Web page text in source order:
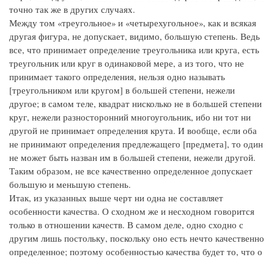
точно так же в других случаях.
Между том «треугольное» и «четырехугольное», как и всякая
другая фигура, не допускает, видимо, большую степень. Ведь
все, что принимает определение треугольника или круга, есть
треугольник или круг в одинаковой мере, а из того, что не
принимает такого определения, нельзя одно называть
[треугольником или кругом] в большей степени, нежели
другое; в самом теле, квадрат нисколько не в большей степени
круг, нежели разносторонний многоугольник, ибо ни тот ни
другой не принимает определения крута. И вообще, если оба
не принимают определения предлежащего [предмета], то один
не может быть назван им в большей степени, нежели другой.
Таким образом, не все качественно определенное допускает
большую и меньшую степень.
Итак, из указанных выше черт ни одна не составляет
особенности качества. О сходном же и несходном говорится
только в отношении качеств. В самом деле, одно сходно с
другим лишь постольку, поскольку оно есть нечто качественно
определенное; поэтому особенностью качества будет то, что о